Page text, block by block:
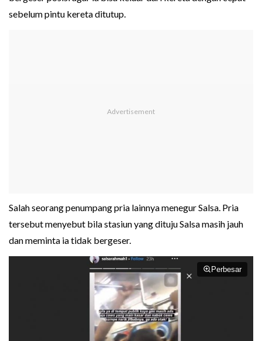
sebelum pintu kereta ditutup.
Salah seorang penumpang pria lainnya menegur Salsa. Pria
tersebut menyebut bila stasiun yang dituju Salsa masih jauh
dan meminta ia tidak bergeser.
Perbesar